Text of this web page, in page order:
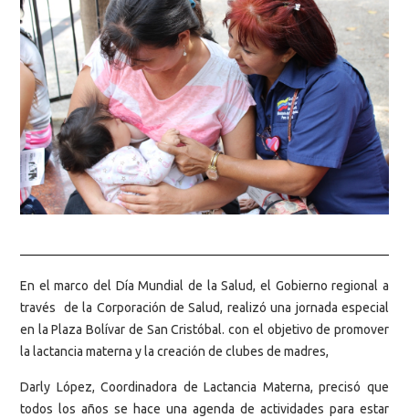
En el marco del Día Mundial de la Salud, el Gobierno regional a
través de la Corporación de Salud, realizó una jornada especial
en la Plaza Bolívar de San Cristóbal. con el objetivo de promover
la lactancia materna y la creación de clubes de madres,
Darly López, Coordinadora de Lactancia Materna, precisó que
todos los años se hace una agenda de actividades para estar